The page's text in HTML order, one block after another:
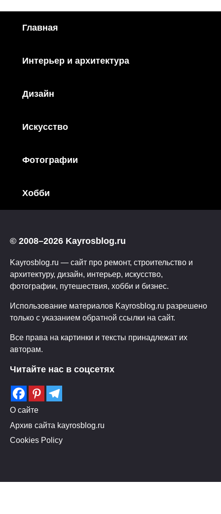
Главная
Интерьер и архитектура
Дизайн
Искусство
Фотографии
Хобби
© 2008–2026 Kayrosblog.ru
Kayrosblog.ru — сайт про ремонт, строительство и
архитектуру, дизайн, интерьер, искусство,
фотографии, путешествия, хобби и бизнес.
Использование материалов Kayrosblog.ru разрешено
только с указанием обратной ссылки на сайт.
Все права на картинки и тексты принадлежат их
авторам.
Читайте нас в соцсетях
О сайте
Архив сайта kayrosblog.ru
Cookies Policy